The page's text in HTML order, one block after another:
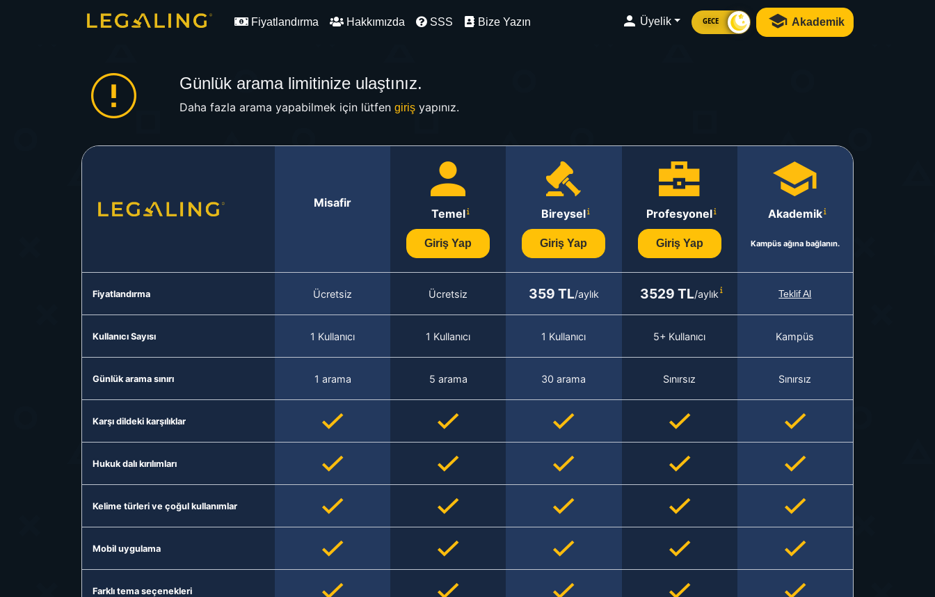
Fiyatlandırma Hakkımızda SSS Bize Yazın Üyelik GECE Akademik
Günlük arama limitinize ulaştınız.
Daha fazla arama yapabilmek için lütfen girişyapınız.
Misafir
Temel
Giriş Yap
Bireysel
Giriş Yap
Profesyonel
Giriş Yap
Akademik
Kampüs ağına bağlanın.
Fiyatlandırma Ücretsiz Ücretsiz 359 TL/aylık 3529 TL/aylık Teklif Al
Kullanıcı Sayısı 1 Kullanıcı 1 Kullanıcı 1 Kullanıcı 5+ Kullanıcı Kampüs
Günlük arama sınırı 1 arama 5 arama 30 arama Sınırsız Sınırsız
Karşı dildeki karşılıklar
Hukuk dalı kırılımları
Kelime türleri ve çoğul kullanımlar
Mobil uygulama
Farklı tema seçenekleri